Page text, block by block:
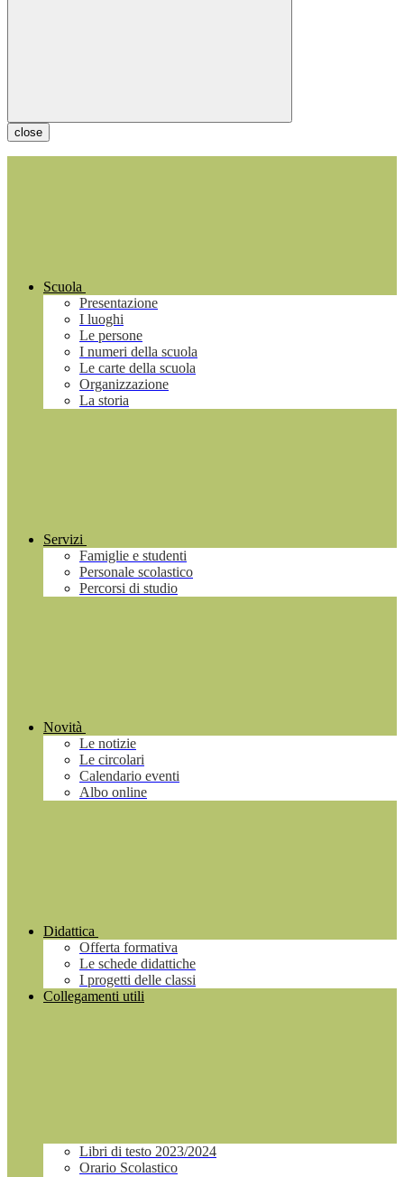
close
Scuola
Presentazione
I luoghi
Le persone
I numeri della scuola
Le carte della scuola
Organizzazione
La storia
Servizi
Famiglie e studenti
Personale scolastico
Percorsi di studio
Novità
Le notizie
Le circolari
Calendario eventi
Albo online
Didattica
Offerta formativa
Le schede didattiche
I progetti delle classi
Collegamenti utili
Libri di testo 2023/2024
Orario Scolastico